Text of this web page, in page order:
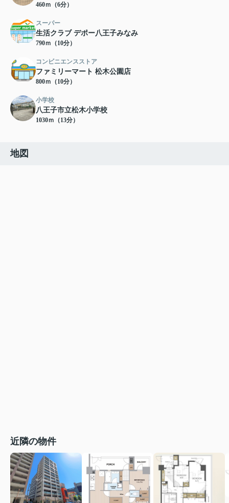
460ｍ（6分）
スーパー
生活クラブ デポー八王子みなみ
790ｍ（10分）
コンビニエンスストア
ファミリーマート 松木公園店
800ｍ（10分）
小学校
八王子市立松木小学校
1030ｍ（13分）
地図
近隣の物件